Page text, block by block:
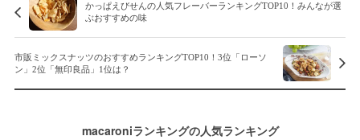
かっぱえびせんの人気フレーバーランキングTOP10！みんなが選
ぶおすすめの味
市販ミックスナッツのおすすめランキングTOP10！3位「ローソ
ン」2位「無印良品」1位は？
macaroniランキングの人気ランキング